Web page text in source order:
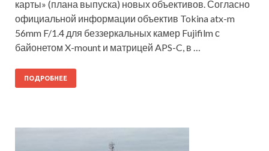
карты» (плана выпуска) новых объективов. Согласно
официальной информации объектив Tokina atx-m
56mm F/1.4 для беззеркальных камер Fujifilm с
байонетом X-mount и матрицей APS-C, в …
ПОДРОБНЕЕ